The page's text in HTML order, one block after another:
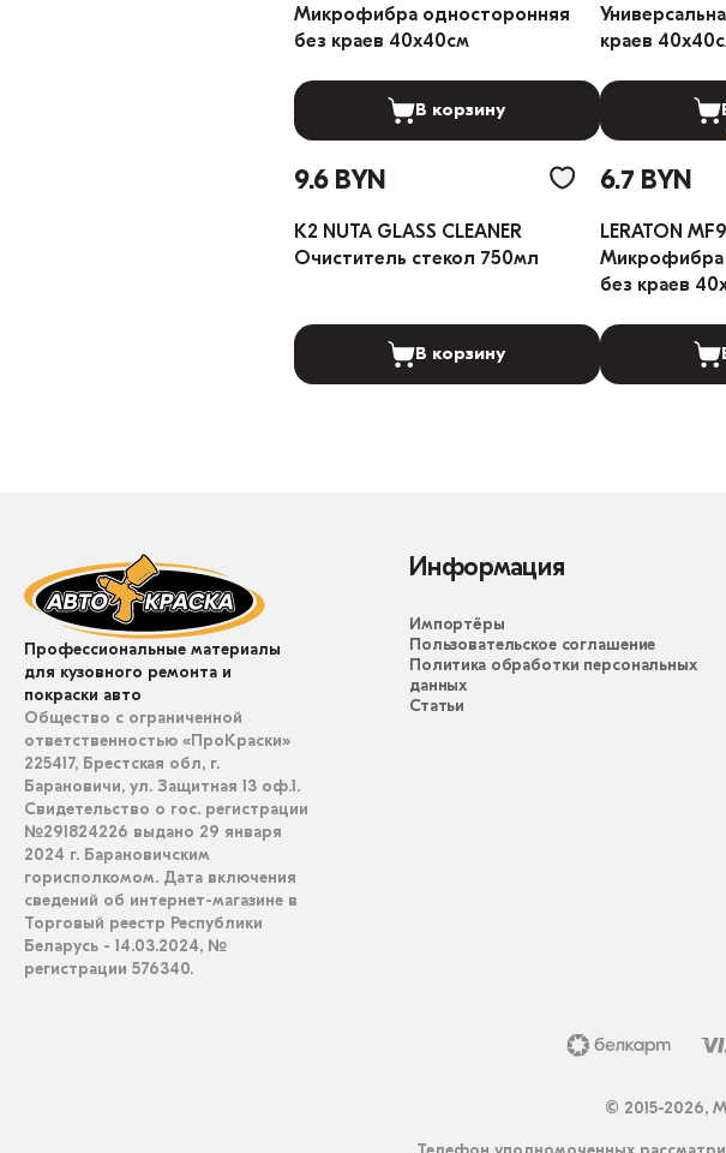
Микрофибра односторонняя
без краев 40x40cм
В корзину
краев
9.6 BYN
K2 NUTA GLASS CLEANER
Очиститель стекол 750мл
В корзину
6.7 BYN
LERATON
Микрофибра
без краев
Профессиональные материалы
для кузовного ремонта и
покраски авто
Общество с ограниченной
ответственностью «ПроКраски»
225417, Брестская обл, г.
Барановичи, ул. Защитная 13 оф.1.
Свидетельство о гос. регистрации
№291824226 выдано 29 января
2024 г. Барановичским
горисполкомом. Дата включения
сведений об интернет-магазине в
Торговый реестр Республики
Беларусь - 14.03.2024, №
регистрации 576340.
Информация
Импортёры
Пользовательское соглашение
Политика обработки персональных
данных
Статьи
© 2015-2026,